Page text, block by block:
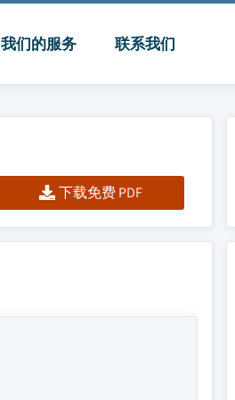
我们的服务 联系我们
下载免费 PDF